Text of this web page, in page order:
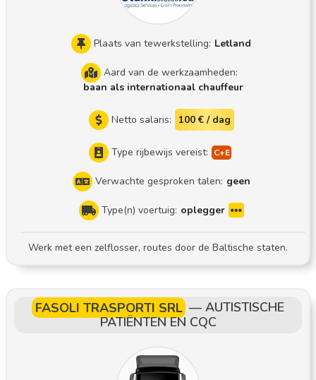
Plaats van tewerkstelling: Letland
Aard van de werkzaamheden:
baan als internationaal chauffeur
Netto salaris: 100 € / dag
Type rijbewijs vereist:
Verwachte gesproken talen: geen
Type(n) voertuig: oplegger
Werk met een zelflosser, routes door de Baltische staten.
FASOLI TRASPORTI SRL — AUTISTISCHE
PATIËNTEN EN CQC